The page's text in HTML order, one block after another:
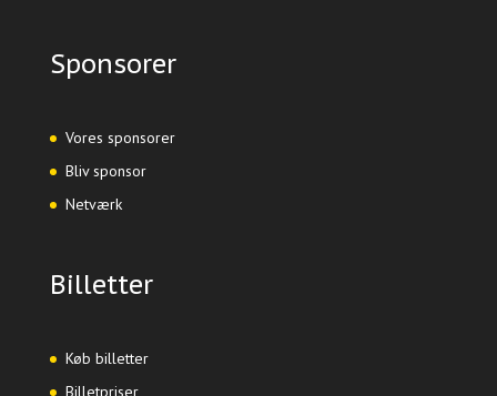
Sponsorer
Vores sponsorer
Bliv sponsor
Netværk
Billetter
Køb billetter
Billetpriser